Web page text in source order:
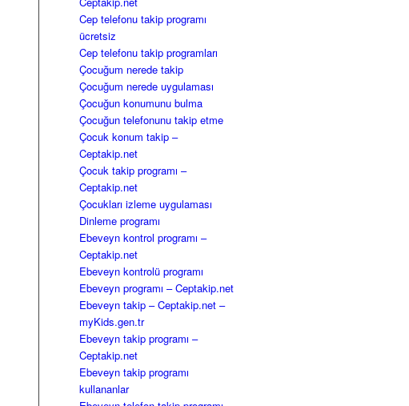
Cep telefonu takip programı
ücretsiz
Cep telefonu takip programları
Çocuğum nerede takip
Çocuğum nerede uygulaması
Çocuğun konumunu bulma
Çocuğun telefonunu takip etme
Çocuk konum takip –
Ceptakip.net
Çocuk takip programı –
Ceptakip.net
Çocukları izleme uygulaması
Dinleme programı
Ebeveyn kontrol programı –
Ceptakip.net
Ebeveyn kontrolü programı
Ebeveyn programı – Ceptakip.net
Ebeveyn takip – Ceptakip.net –
myKids.gen.tr
Ebeveyn takip programı –
Ceptakip.net
Ebeveyn takip programı
kullananlar